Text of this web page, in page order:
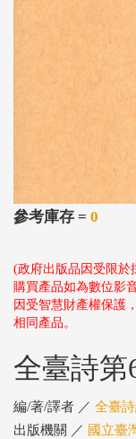
參考庫存 = 0
(政府出版品因受限於
購買產品如為數位影
因受智慧財產權保護
相同產品。
全臺詩第
編/著/譯者 ／ 全臺
出版機關 ／ 國立臺